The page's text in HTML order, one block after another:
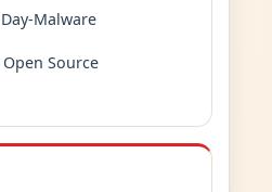
Malware
Source